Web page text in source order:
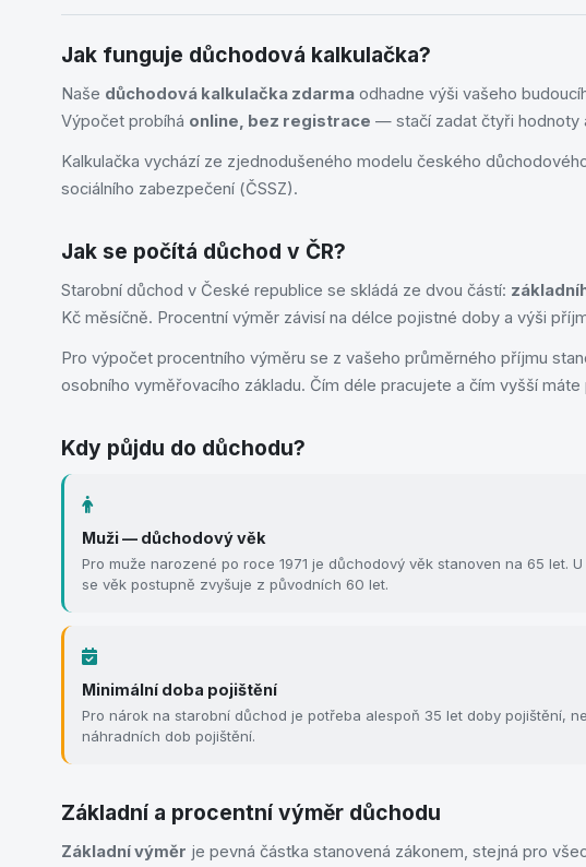
Jak funguje důchodová kalkulačka?
Naše důchodová kalkulačka zdarma odhadne výši vašeho
Výpočet probíhá online, bez registrace — stačí zadat čtyři hodnoty
Kalkulačka vychází ze zjednodušeného modelu českého
sociálního zabezpečení (ČSSZ).
Jak se počítá důchod v ČR?
Starobní důchod v České republice se skládá ze dvou částí:
Kč měsíčně. Procentní výměr závisí na délce pojistné doby a výši
Pro výpočet procentního výměru se z vašeho průměrného příjmu
osobního vyměřovacího základu. Čím déle pracujete a čím vyšší
Kdy půjdu do důchodu?
Muži — důchodový věk
Pro muže narozené po roce 1971 je důchodový věk stanoven na 65 let.
se věk postupně zvyšuje z původních 60 let.
Minimální doba pojištění
Pro nárok na starobní důchod je potřeba alespoň 35 let doby pojištění,
náhradních dob pojištění.
Základní a procentní výměr důchodu
Základní výměr je pevná částka stanovená zákonem, stejná pro